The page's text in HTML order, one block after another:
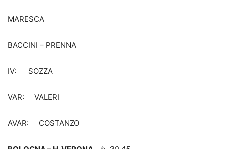
MARESCA
BACCINI – PRENNA
IV: SOZZA
VAR: VALERI
AVAR: COSTANZO